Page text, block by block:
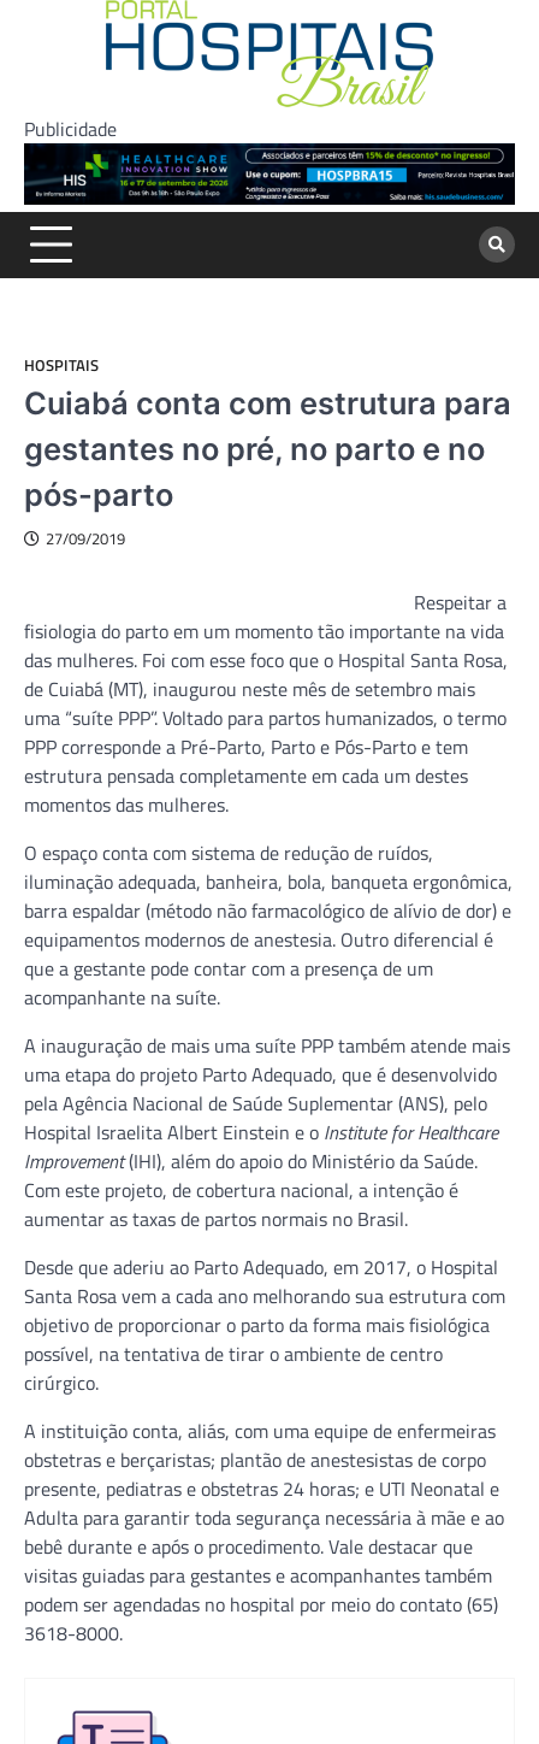
Publicidade
HOSPITAIS
Cuiabá conta com estrutura para
gestantes no pré, no parto e no
pós-parto
27/09/2019
Respeitar a
fisiologia do parto em um momento tão importante na vida
das mulheres. Foi com esse foco que o Hospital Santa Rosa,
de Cuiabá (MT), inaugurou neste mês de setembro mais
uma “suíte PPP”. Voltado para partos humanizados, o termo
PPP corresponde a Pré-Parto, Parto e Pós-Parto e tem
estrutura pensada completamente em cada um destes
momentos das mulheres.
O espaço conta com sistema de redução de ruídos,
iluminação adequada, banheira, bola, banqueta ergonômica,
barra espaldar (método não farmacológico de alívio de dor) e
equipamentos modernos de anestesia. Outro diferencial é
que a gestante pode contar com a presença de um
acompanhante na suíte.
A inauguração de mais uma suíte PPP também atende mais
uma etapa do projeto Parto Adequado, que é desenvolvido
pela Agência Nacional de Saúde Suplementar (ANS), pelo
Hospital Israelita Albert Einstein e o Institute for Healthcare
Improvement(IHI), além do apoio do Ministério da Saúde.
Com este projeto, de cobertura nacional, a intenção é
aumentar as taxas de partos normais no Brasil.
Desde que aderiu ao Parto Adequado, em 2017, o Hospital
Santa Rosa vem a cada ano melhorando sua estrutura com
objetivo de proporcionar o parto da forma mais fisiológica
possível, na tentativa de tirar o ambiente de centro
cirúrgico.
A instituição conta, aliás, com uma equipe de enfermeiras
obstetras e berçaristas; plantão de anestesistas de corpo
presente, pediatras e obstetras 24 horas; e UTI Neonatal e
Adulta para garantir toda segurança necessária à mãe e ao
bebê durante e após o procedimento. Vale destacar que
visitas guiadas para gestantes e acompanhantes também
podem ser agendadas no hospital por meio do contato (65)
3618-8000.